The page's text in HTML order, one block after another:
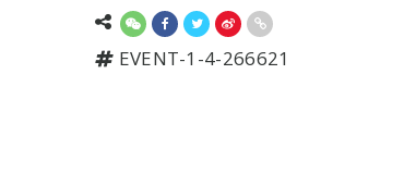
EVENT-1-4-266621